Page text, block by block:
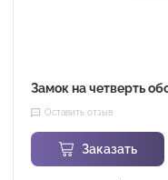
Замок на четверть
Оставить отзыв
Заказать